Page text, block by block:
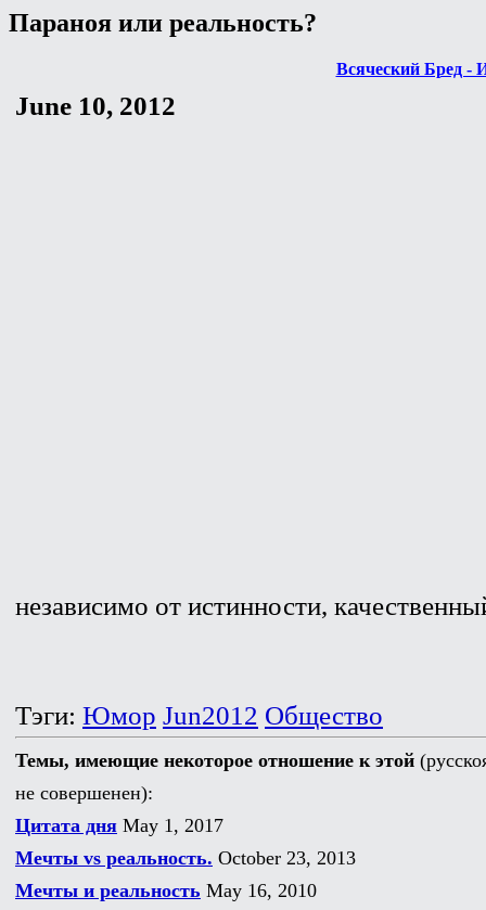
Параноя или реальность?
Всяческий Бред -
June 10, 2012
независимо от истинности,
Тэги: Юмор Jun2012 Общество
Темы, имеющие некоторое отношение к этой
не совершенен):
Цитата дня May 1, 2017
Мечты vs реальность. October 23, 2013
Мечты и реальность May 16, 2010